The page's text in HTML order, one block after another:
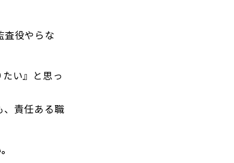
査役やらな
い』と思っ
、責任ある職